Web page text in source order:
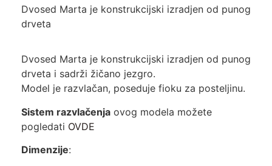
Dvosed Marta je konstrukcijski izradjen od punog
drveta
Dvosed Marta je konstrukcijski izradjen od punog
drveta i sadrži žičano jezgro.
Model je razvlačan, poseduje fioku za posteljinu.
Sistem razvlačenja ovog modela možete
pogledati OVDE
Dimenzije: